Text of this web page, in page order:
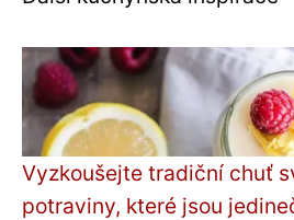
Vyzkoušejte tradiční chuť
potraviny, které jsou